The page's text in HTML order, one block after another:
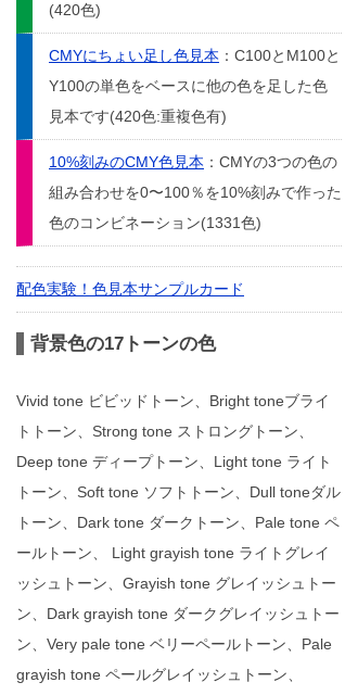
(420色)
CMYにちょい足し色見本 ：C100とM100と
Y100の単色をベースに他の色を足した色
見本です(420色:重複色有)
10%刻みのCMY色見本 ：CMYの3つの色の
組み合わせを0〜100％を10%刻みで作った
色のコンビネーション(1331色)
配色実験！色見本サンプルカード
背景色の17トーンの色
Vivid tone ビビッドトーン、Bright toneブライ
トトーン、Strong tone ストロングトーン、
Deep tone ディープトーン、Light tone ライト
トーン、Soft tone ソフトトーン、Dull toneダル
トーン、Dark tone ダークトーン、Pale tone ペ
ールトーン、 Light grayish tone ライトグレイ
ッシュトーン、Grayish tone グレイッシュトー
ン、Dark grayish tone ダークグレイッシュトー
ン、Very pale tone ベリーペールトーン、Pale
grayish tone ペールグレイッシュトーン、